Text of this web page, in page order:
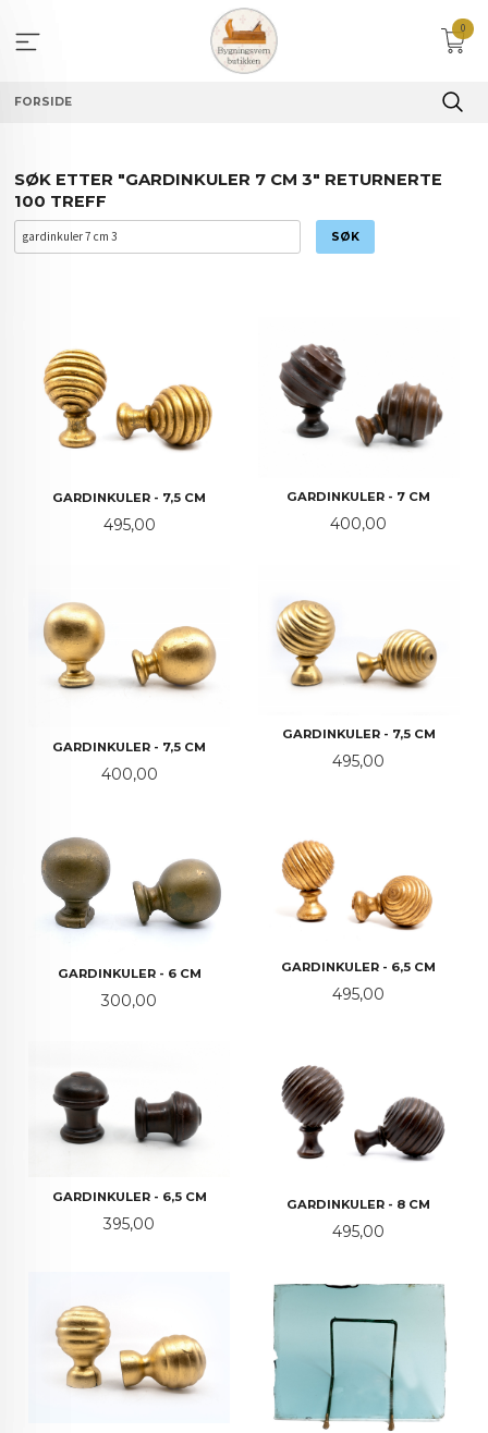
innholdet
0
FORSIDE
SØK ETTER "GARDINKULER 7 CM 3" RETURNERTE
100 TREFF
GARDINKULER - 7,5 CM
Pris
495,00
GARDINKULER - 7 CM
Pris
400,00
GARDINKULER - 7,5 CM
Pris
400,00
GARDINKULER - 7,5 CM
Pris
495,00
GARDINKULER - 6 CM
Pris
300,00
GARDINKULER - 6,5 CM
Pris
495,00
GARDINKULER - 6,5 CM
Pris
395,00
GARDINKULER - 8 CM
Pris
495,00